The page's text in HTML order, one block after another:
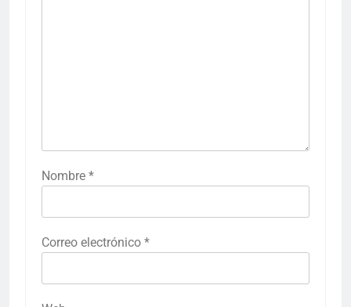
Nombre *
Correo electrónico *